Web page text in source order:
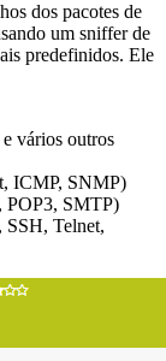
dos pacotes de
um sniffer de
predefinidos. Ele
vários outros
ICMP, SNMP)
POP3, SMTP)
SSH, Telnet,